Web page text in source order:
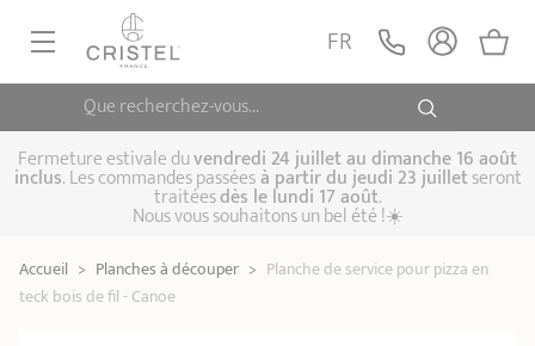
Que recherchez-vous...
FR
POÊLES, SAUTEUSES
CASSEROLES, FAITOUTS
Casseroles Cocottes, faitouts Marmites
CUISSON VAPEUR
CUISSON SPÉCIALISÉE
Fermeture estivale duvendredi 24 juillet au dimanche 16 août
inclus. Les commandes passéesà partir du jeudi 23 juilletseront
traitéesdès le lundi 17 août.
Nous vous souhaitons un bel été !☀️
Accueil > Planches à découper > Planche de service pour pizza en
teck bois de fil - Canoe
pour pizza en teck
bois de fil - Canoe 39,90 € AJOUTER